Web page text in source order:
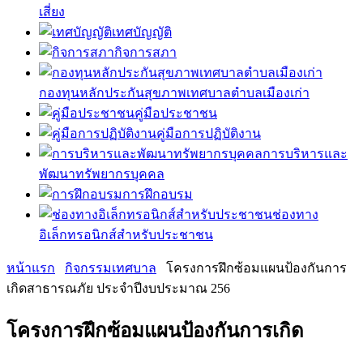
เสี่ยง
เทศบัญญัติ
กิจการสภา
กองทุนหลักประกันสุขภาพเทศบาลตำบลเมืองเก่า
คู่มือประชาชน
คู่มือการปฏิบัติงาน
การบริหารและ
พัฒนาทรัพยากรบุคคล
การฝึกอบรม
ช่องทาง
อิเล็กทรอนิกส์สำหรับประชาชน
หน้าแรก กิจกรรมเทศบาล
โครงการฝึกซ้อมแผนป้องกันการ
เกิดสาธารณภัย ประจำปีงบประมาณ 256
โครงการฝึกซ้อมแผนป้องกันการเกิด